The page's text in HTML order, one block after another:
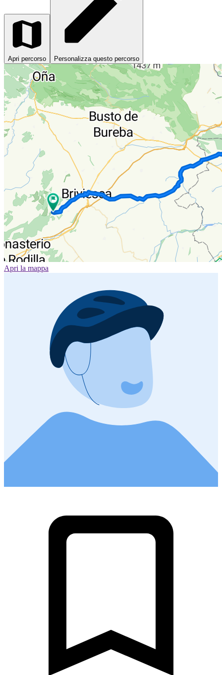
Apri percorso Personalizza questo percorso
Apri la mappa